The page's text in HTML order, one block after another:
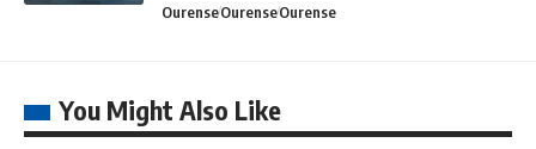
OurenseOurenseOurense
You Might Also Like